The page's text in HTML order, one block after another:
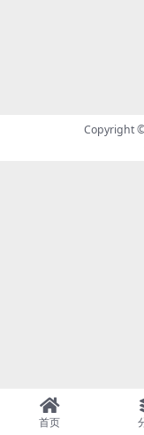
Copyright
首页